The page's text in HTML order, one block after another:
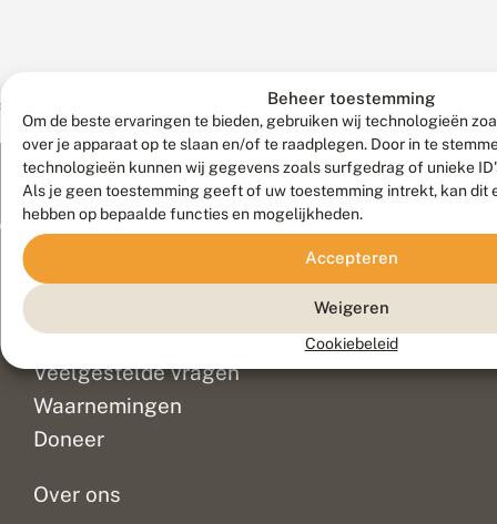
Beheer toestemming
Om de beste ervaringen te bieden, gebruiken wij technologieën
over je apparaat op te slaan en/of te raadplegen. Door in te
technologieën kunnen wij gegevens zoals surfgedrag of unieke
Als je geen toestemming geeft of uw toestemming intrekt, kan dit
hebben op bepaalde functies en mogelijkheden.
Accepteren
Weigeren
Cookiebeleid
Contact
Veelgestelde vragen
Waarnemingen
Doneer
Over ons
Meld waarnemingen
© 2026 Vlinderstichting
Go2People, ontworpen door
Blue Field Agency
Disclaimer